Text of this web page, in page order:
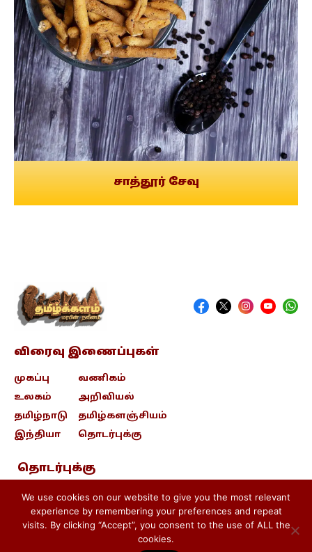
சாத்தூர் சேவு
விரைவு இணைப்புகள்
முகப்பு
உலகம்
தமிழ்நாடு
இந்தியா
வணிகம்
அறிவியல்
தமிழ்களஞ்சியம்
தொடர்புக்கு
தொடர்புக்கு
contact@tamizhkalam.com
Privacy Policy . Cookie Policy .
Terms & conditions
We use cookies on our website to give you the most relevant
experience by remembering your preferences and repeat
visits. By clicking “Accept”, you consent to the use of ALL the
cookies.